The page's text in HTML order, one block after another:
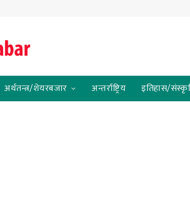
अर्थतन्त्र/शेयरबजार अन्तर्राष्ट्रिय इतिहास/